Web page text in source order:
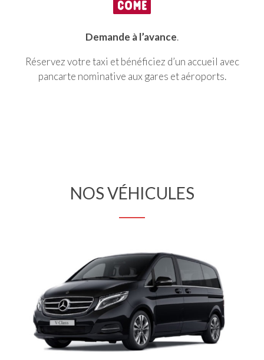
Demande à l’avance.
Réservez votre taxi et bénéficiez d’un accueil avec
pancarte nominative aux gares et aéroports.
NOSVÉHICULES